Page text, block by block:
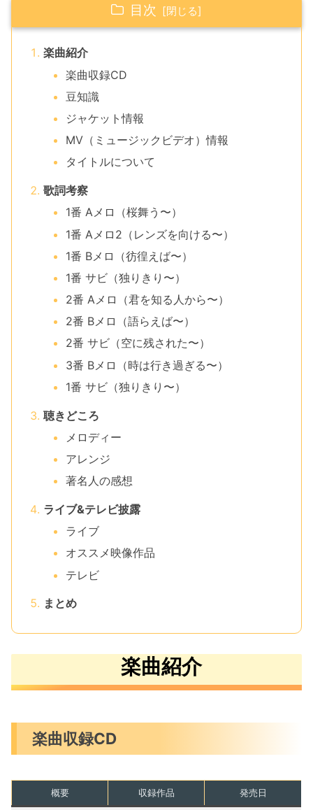
目次
楽曲紹介
楽曲収録CD
豆知識
ジャケット情報
MV（ミュージックビデオ）情報
タイトルについて
歌詞考察
1番 Aメロ（桜舞う〜）
1番 Aメロ2（レンズを向ける〜）
1番 Bメロ（彷徨えば〜）
1番 サビ（独りきり〜）
2番 Aメロ（君を知る人から〜）
2番 Bメロ（語らえば〜）
2番 サビ（空に残された〜）
3番 Bメロ（時は行き過ぎる〜）
1番 サビ（独りきり〜）
聴きどころ
メロディー
アレンジ
著名人の感想
ライブ&テレビ披露
ライブ
オススメ映像作品
テレビ
まとめ
楽曲紹介
楽曲収録CD
概要 収録作品 発売日